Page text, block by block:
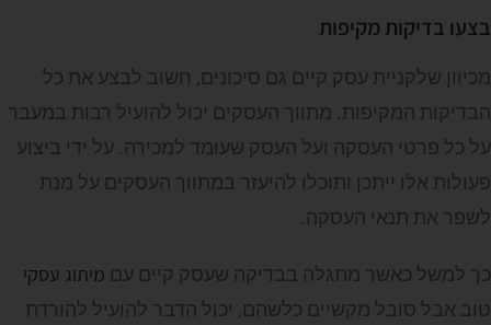
בצעו בדיקות מקיפות
מכיוון שלקניית עסק קיים גם סיכונים, חשוב לבצע את כל
הבדיקות המקיפות. מתווך העסקים יכול להועיל רבות במעבר
על כל פרטי העסקה ועל העסק שעומד למכירה. על ידי ביצוע
פעולות אלו ייתכן ותוכלו להיעזר במתווך העסקים על מנת
לשפר את תנאי העסקה.
כך למשל כאשר מתגלה בבדיקה שעסק קיים עם מיתוג עסקי
טוב אבל סובל מקשיים כלשהם, יכול הדבר להועיל להורדת